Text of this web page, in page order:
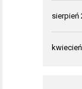
sierpień